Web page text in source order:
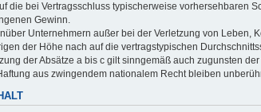
die bei Vertragsschluss typischerweise vorhersehbaren
Gewinn.
Unternehmern außer bei der Verletzung von
der Höhe nach auf die vertragstypischen
der Absätze a bis c gilt sinngemäß auch zugunsten
aus zwingendem nationalem Recht bleiben